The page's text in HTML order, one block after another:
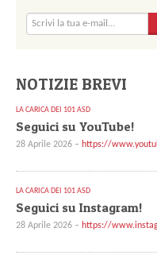
NOTIZIE BREVI
LA CARICA DEI 101 ASD
Seguici su YouTube!
28 Aprile 2026 – https://
LA CARICA DEI 101 ASD
Seguici su Instagram!
28 Aprile 2026 – https://